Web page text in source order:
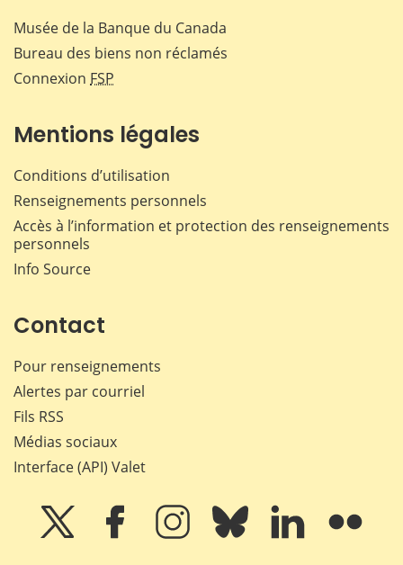
Musée de la Banque du Canada
Bureau des biens non réclamés
Connexion FSP
Mentions légales
Conditions d’utilisation
Renseignements personnels
Accès à l’information et protection des renseignements
personnels
Info Source
Contact
Pour renseignements
Alertes par courriel
Fils RSS
Médias sociaux
Interface (API) Valet